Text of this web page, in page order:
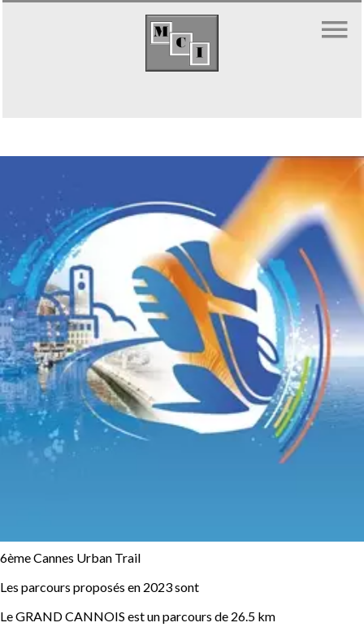
6ème Cannes Urban Trail
Les parcours proposés en 2023 sont
Le GRAND CANNOIS est un parcours de 26.5 km